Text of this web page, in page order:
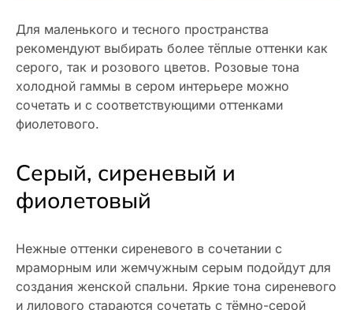
Для маленького и тесного пространства
рекомендуют выбирать более тёплые оттенки как
серого, так и розового цветов. Розовые тона
холодной гаммы в сером интерьере можно
сочетать и с соответствующими оттенками
фиолетового.
Серый, сиреневый и
фиолетовый
Нежные оттенки сиреневого в сочетании с
мраморным или жемчужным серым подойдут для
создания женской спальни. Яркие тона сиреневого
и лилового стараются сочетать с тёмно-серой